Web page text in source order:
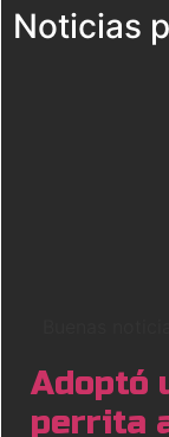
Noticias
Adoptó
perrita